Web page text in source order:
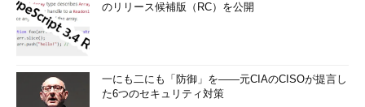
のリリース候補版（RC）を公開
一にも二にも「防御」を――元CIAのCISOが提言し
た6つのセキュリティ対策